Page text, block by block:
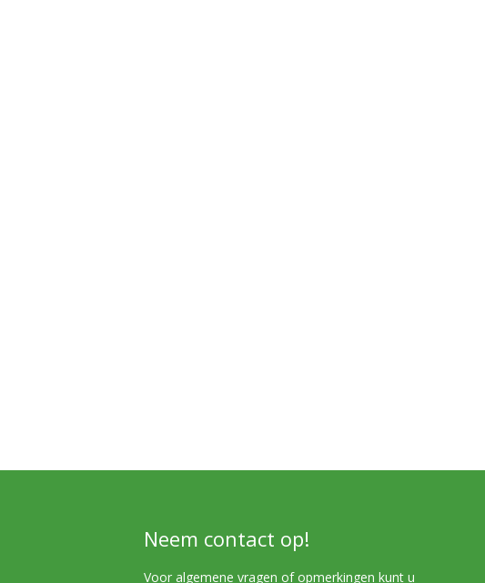
Neem contact op!
Voor algemene vragen of opmerkingen kunt u